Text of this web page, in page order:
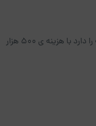
ظرفیت پایه اتاقهای ۲نفره ۲نفر و یک نفره ۱نفر میباشد.هر اتاق اجازه ورود ۱ نفر اضافه را دارد با هزینه ی ۵۰۰ هزار